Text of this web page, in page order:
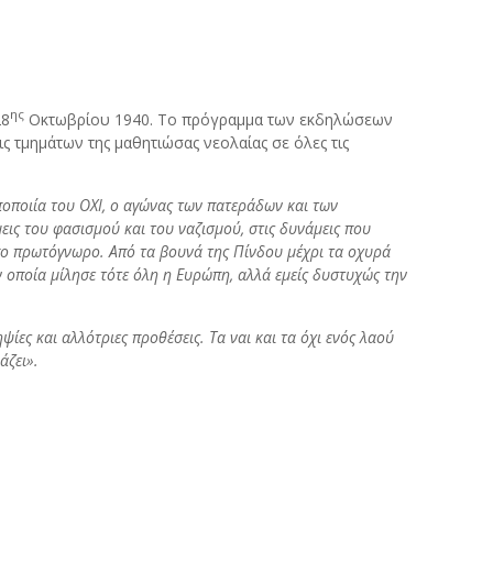
ης Οκτωβρίου 1940. Το πρόγραμμα των εκδηλώσεων
της μαθητιώσας νεολαίας σε όλες τις
του ΟΧΙ, ο αγώνας των πατεράδων και των
του φασισμού και του ναζισμού, στις δυνάμεις που
πρωτόγνωρο. Από τα βουνά της Πίνδου μέχρι τα οχυρά
μίλησε τότε όλη η Ευρώπη, αλλά εμείς δυστυχώς την
και αλλότριες προθέσεις. Τα ναι και τα όχι ενός λαού